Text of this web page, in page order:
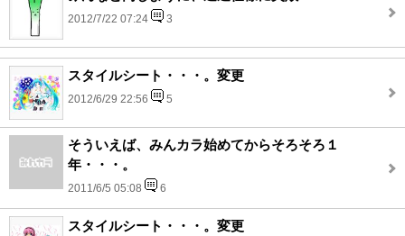
2012/7/22 07:24 3
スタイルシート・・・。変更
2012/6/29 22:56 5
そういえば、みんカラ始めてからそろそろ１
年・・・。
2011/6/5 05:08 6
スタイルシート・・・。変更